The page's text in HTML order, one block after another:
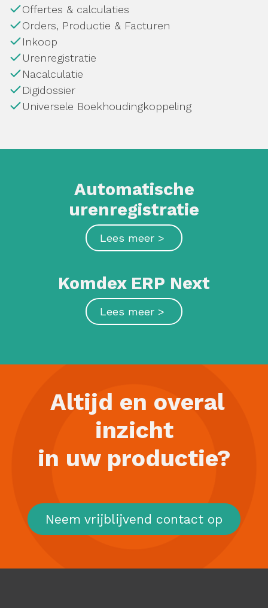
Offertes & calculaties
Orders, Productie & Facturen
Inkoop
Urenregistratie
Nacalculatie
Digidossier
Universele Boekhoudingkoppeling
Automatische
urenregistratie
Lees meer >
Komdex ERP Next
Lees meer >
Altijd en overal
inzicht
in uw productie?
Neem vrijblijvend contact op